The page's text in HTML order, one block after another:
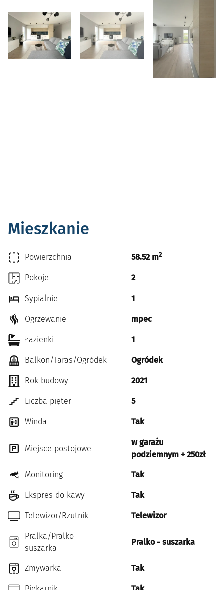
Mieszkanie
Powierzchnia 58.52 m2
Pokoje 2
Sypialnie 1
Ogrzewanie mpec
Łazienki 1
Balkon/Taras/Ogródek Ogródek
Rok budowy 2021
Liczba pięter 5
Winda Tak
Miejsce postojowe
w garażu
podziemnym + 250zł
Monitoring Tak
Ekspres do kawy Tak
Telewizor/Rzutnik Telewizor
Pralka/Pralko-
suszarka
Pralko - suszarka
Zmywarka Tak